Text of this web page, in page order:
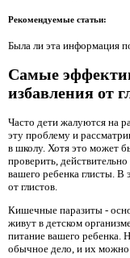
Рекомендуемые статьи:
Была ли эта информация
Самые
избавления от
Часто дети жалуются на
эту проблему и
в школу. Хотя это может
проверить,
вашего ребенка глисты. В
от глистов.
Кишечные паразиты -
живут в детском
питание вашего ребенка.
обычное дело, и их